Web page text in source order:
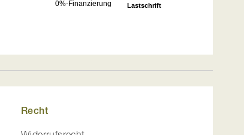
Recht